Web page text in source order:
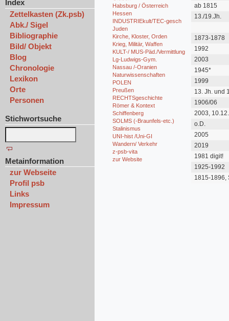
Index
Zettelkasten (Zk.psb)
Abk./ Sigel
Bibliographie
Bild/ Objekt
Blog
Chronologie
Lexikon
Orte
Personen
Stichwortsuche
Metainformation
zur Webseite
Profil psb
Links
Impressum
Habsburg / Österreich
Hessen
INDUSTRIEkult/TEC-gesch
Juden
Kirche, Kloster, Orden
Krieg, Militär, Waffen
KULT-/ MUS-Päd./Vermittlung
Lg-Ludwigs-Gym.
Nassau /-Oranien
Naturwissenschaften
POLEN
Preußen
RECHTSgeschichte
Römer & Kontext
Schiffenberg
SOLMS (-Braunfels-etc.)
Stalinismus
UNI-hist /Uni-GI
Wandern/ Verkehr
z-psb-vita
zur Website
ab 1815
13./19.Jh.
1873-1878
1992
2003
1945*
1999
13. Jh. und
1906/06
2003, 10.12.
o.D.
2005
2019
1981 digit!
1925-1992
1815-1896,